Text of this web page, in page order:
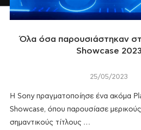
Όλα όσα παρουσιάστηκαν
Showcase 2023
25/05/2023
Η Sony πραγματοποίησε ένα ακόμα
Showcase, όπου παρουσίασε
σημαντικούς τίτλους …